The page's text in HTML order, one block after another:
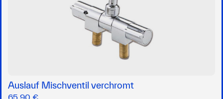
Auslauf Mischventil verchromt
65,90 €